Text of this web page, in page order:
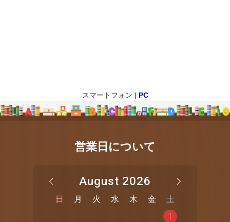
スマートフォン | PC
営業日について
August 2026
日 月 火 水 木 金
土
1